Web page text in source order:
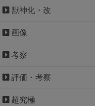
獣神化・改
画像
考察
評価・考察
超究極